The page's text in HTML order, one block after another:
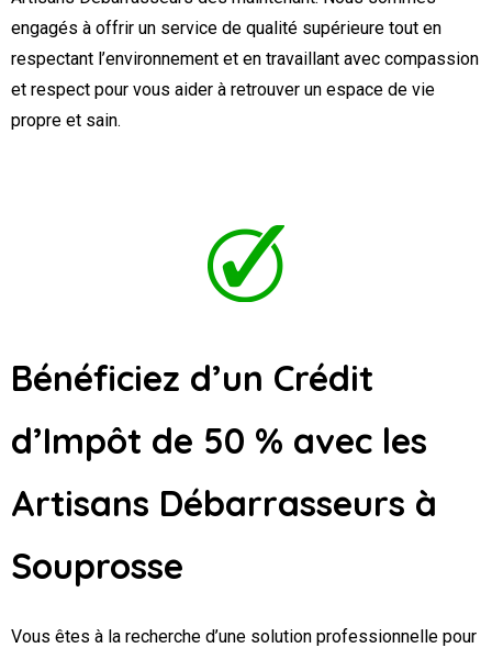
engagés à offrir un service de qualité supérieure tout en
respectant l’environnement et en travaillant avec compassion
et respect pour vous aider à retrouver un espace de vie
propre et sain.
Bénéficiez d’un Crédit
d’Impôt de 50 % avec les
Artisans Débarrasseurs à
Souprosse
Vous êtes à la recherche d’une solution professionnelle pour